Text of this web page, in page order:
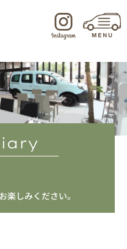
楽しみください。